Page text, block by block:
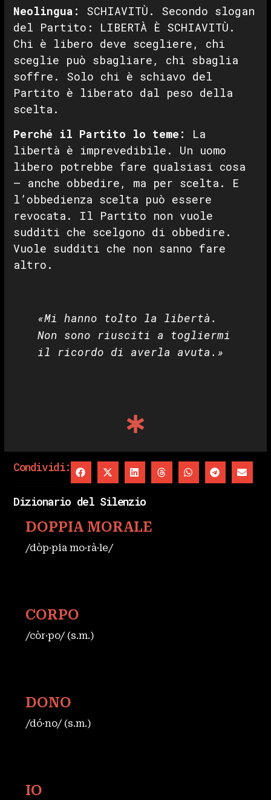
Neolingua:
SCHIAVITÙ. Secondo slogan
del Partito: LIBERTÀ È SCHIAVITÙ.
Chi è libero deve scegliere, chi
sceglie può sbagliare, chi sbaglia
soffre. Solo chi è schiavo del
Partito è liberato dal peso della
scelta.
Perché il Partito lo teme:
La
libertà è imprevedibile. Un uomo
libero potrebbe fare qualsiasi cosa
— anche obbedire, ma per scelta. E
l’obbedienza scelta può essere
revocata. Il Partito non vuole
sudditi che scelgono di obbedire.
Vuole sudditi che non sanno fare
altro.
«Mi hanno tolto la libertà.
Non sono riusciti a togliermi
il ricordo di averla avuta.»
Condividi:
Dizionario del Silenzio
DOPPIA MORALE
/dòp·pia mo·rà·le/
CORPO
/còr·po/ (s.m.)
DONO
/dó·no/ (s.m.)
IO